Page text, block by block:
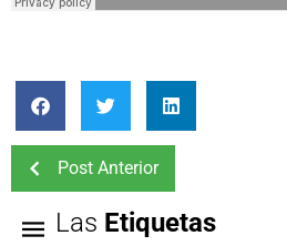
Post Anterior
Las Etiquetas